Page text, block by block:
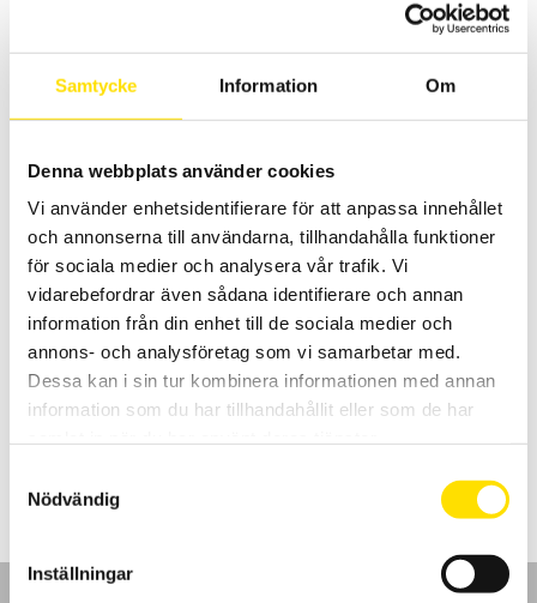
Samtycke Information Om
Denna webbplats använder cookies
Vi använder enhetsidentifierare för att anpassa innehållet
och annonserna till användarna, tillhandahålla funktioner
för sociala medier och analysera vår trafik. Vi
vidarebefordrar även sådana identifierare och annan
information från din enhet till de sociala medier och
annons- och analysföretag som vi samarbetar med.
Dessa kan i sin tur kombinera informationen med annan
information som du har tillhandahållit eller som de har
Nödvändig
Inställningar
Kabel HVC50KS-KS för högspänningsprov.
LÄS MER
ETL Provkabel HVC50KS-KL med kabelsko och
klämma
Kabel HVC50KS-KL för högspänningsprov.
LÄS MER